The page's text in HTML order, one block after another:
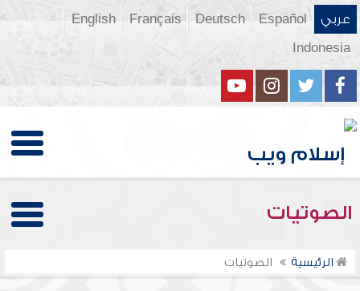
عربي Español
Deutsch
Français
English
Indonesia
الصوتيات
الرئيسية الصوتيات